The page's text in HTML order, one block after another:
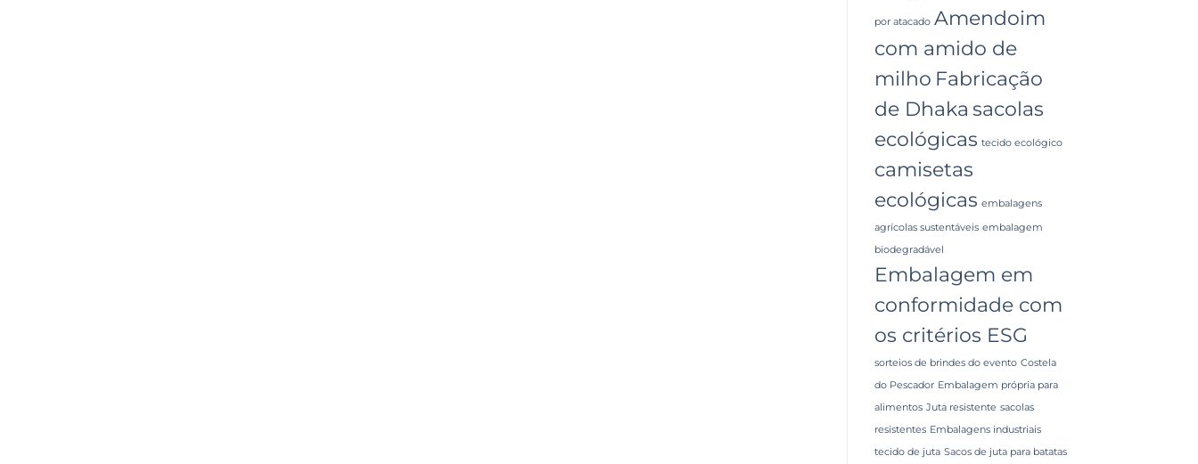
por atacado Amendoim
com amido de
milho Fabricação
de Dhaka sacolas
ecológicas tecido ecológico
camisetas
ecológicas embalagens
agrícolas sustentáveis embalagem
biodegradável
Embalagem em
conformidade com
os critérios ESG
sorteios de brindes do evento Costela
do Pescador Embalagem própria para
alimentos Juta resistente sacolas
resistentes Embalagens industriais
tecido de juta Sacos de juta para batatas